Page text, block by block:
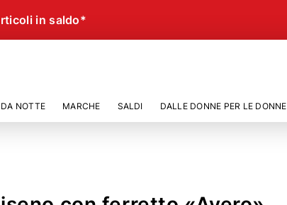
in saldo*
NOTTE MARCHE SALDI DALLE DONNE PER LE DONNE